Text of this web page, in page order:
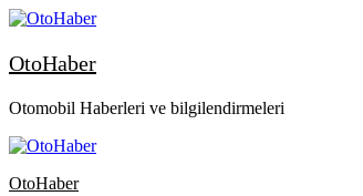
OtoHaber
Otomobil Haberleri ve bilgilendirmeleri
OtoHaber